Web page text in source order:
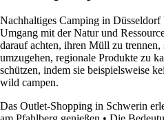
Nachhaltiges Camping in Düsseldorf
Umgang mit der Natur und
darauf achten, ihren Müll zu trennen,
umzugehen, regionale Produkte zu
schützen, indem sie beispielsweise
wild campen.
Das Outlet-Shopping in Schwerin